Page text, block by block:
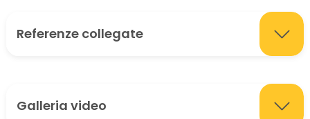
Referenze collegate
Galleria video